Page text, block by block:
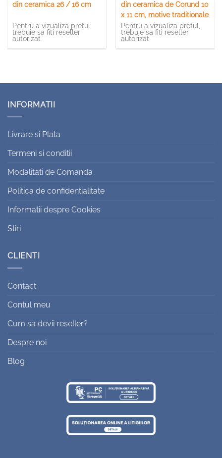
din ceramica 26 / 16 cm
Pentru a vizualiza pretul,
trebuie sa fiti reseller
autorizat
din ceramica de Corund 10
x 11 cm, motive traditionale
Pentru a vizualiza pretul,
trebuie sa fiti reseller
autorizat
INFORMATII
Livrare si Plata
Termeni si conditii
Modalitati de Comanda
Politica de confidentialitate
Informatii despre Cookies
Stiri
CLIENTI
Contact
Contul meu
Cum sa devii reseller?
Despre noi
Blog